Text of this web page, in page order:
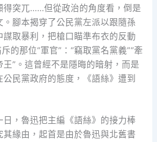
得突兀……但從政治的角度看，倒是
腳本揭穿了公民黨左派以跟隨孫
取暴利，把槍口瞄準布衣的反動
的那位“軍官”：“竊取黨名黨義”“牽
”。這曾經不是隱晦的暗射，而是
民黨政府的態度，《語絲》遭到
，魯迅把主編《語絲》的接力棒
緣由，起首是由於魯迅與北舊書